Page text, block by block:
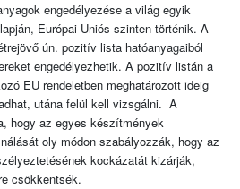
engedélyezése a világ egyik
Európai Uniós szinten történik. A
ún. pozitív lista hatóanyagaiból
engedélyezhetik. A pozitív listán a
EU rendeletben meghatározott ideig
utána felül kell vizsgálni. A
hogy az egyes készítmények
oly módon szabályozzák, hogy az
kockázatát kizárják,
csökkentsék.